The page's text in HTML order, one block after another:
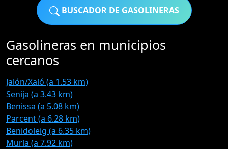
BUSCADOR DE GASOLINERAS
Gasolineras en municipios
cercanos
Jalón/Xaló (a 1.53 km)
Senija (a 3.43 km)
Benissa (a 5.08 km)
Parcent (a 6.28 km)
Benidoleig (a 6.35 km)
Murla (a 7.92 km)